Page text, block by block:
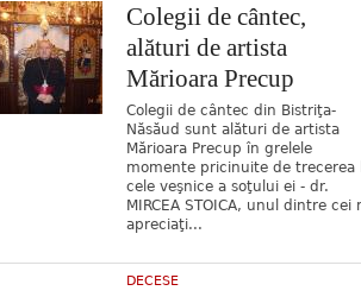
Colegii de cântec,
alături de artista
Mărioara Precup
Colegii de cântec din Bistriţa-
Năsăud sunt alături de artista
Mărioara Precup în grelele
momente pricinuite de trecerea
cele veşnice a soţului ei - dr.
MIRCEA STOICA, unul dintre cei
apreciaţi...
DECESE